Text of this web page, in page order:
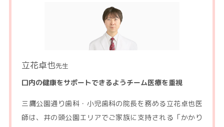
立花卓也先生
口内の健康をサポートできるようチーム医療を重視
三鷹公園通り歯科・小児歯科の院長を務める立花卓也医
師は、井の頭公園エリアでご家族に支持される「かかり